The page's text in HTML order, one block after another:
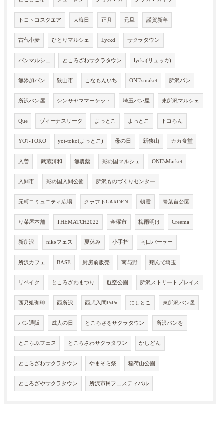
トコトコスクエア 大晦日 正月 元旦 謹賀新年
古代小麦 ひとりマルシェ Lyckd サクラタウン
パンマルシェ ところざわサクラタウン lycka(リュッカ)
無添加パン 狭山市 こなもんいち ONE'smaket 所沢パン
所沢パン屋 シンサヤママーケット 埼玉パン屋 東所沢マルシェ
Que ヴィーナスリーグ よっとこ よっとこ トコろん
YOT-TOKO yot-toko(よっとこ) 母の日 新狭山 カカ食堂
入曽 武蔵浦和 無農薬 彩の国マルシェ ONE'sMarket
入間市 彩の国入間公園 所沢ものづくりセンター
元町コミュニティ広場 クラフトGARDEN 朝霞 青葉台公園
り菜屋本舗 THEMATCH2022 金曜市 梅雨明け Creema
新所沢 nikoフェス 夏休み 小手指 南口パーラー
所沢カフェ BASE 厨房前販売 南与野 翔んで埼玉
リベイク ところざわまつり 航空公園 所沢ストリートプレイス
西乃処珈琲 西所沢 西武入間PePe にしとこ 東所沢パン屋
パン通販 成人の日 ところさをサクラタウン 所沢パンを
とこらぶフェス ところさわサクラタウン かしどん
とこらざわサクラタウン やまそら祭 稲荷山公園
ところざやサクラタウン 所沢市民フェスティバル